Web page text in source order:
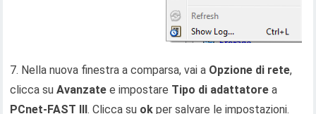
7. Nella nuova finestra a comparsa, vai a Opzione di rete,
clicca suAvanzate e impostare Tipo di adattatore a
PCnet-FAST III. Clicca su ok per salvare le impostazioni.